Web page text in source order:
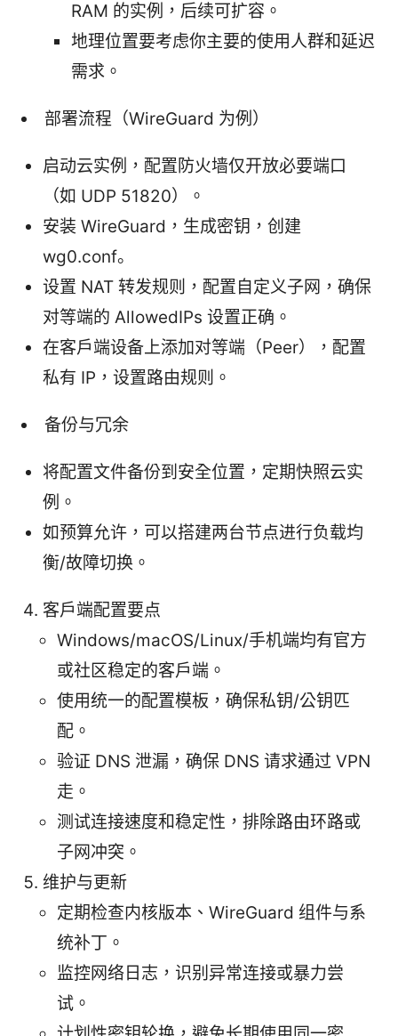
RAM 的实例，后续可扩容。
地理位置要考虑你主要的使用人群和延迟
需求。
部署流程（WireGuard 为例）
启动云实例，配置防火墙仅开放必要端口
（如 UDP 51820）。
安装 WireGuard，生成密钥，创建
wg0.conf。
设置 NAT 转发规则，配置自定义子网，确保
对等端的 AllowedIPs 设置正确。
在客户端设备上添加对等端（Peer），配置
私有 IP，设置路由规则。
备份与冗余
将配置文件备份到安全位置，定期快照云实
例。
如预算允许，可以搭建两台节点进行负载均
衡/故障切换。
客户端配置要点
Windows/macOS/Linux/手机端均有官方
或社区稳定的客户端。
使用统一的配置模板，确保私钥/公钥匹
配。
验证 DNS 泄漏，确保 DNS 请求通过 VPN
走。
测试连接速度和稳定性，排除路由环路或
子网冲突。
维护与更新
定期检查内核版本、WireGuard 组件与系
统补丁。
监控网络日志，识别异常连接或暴力尝
试。